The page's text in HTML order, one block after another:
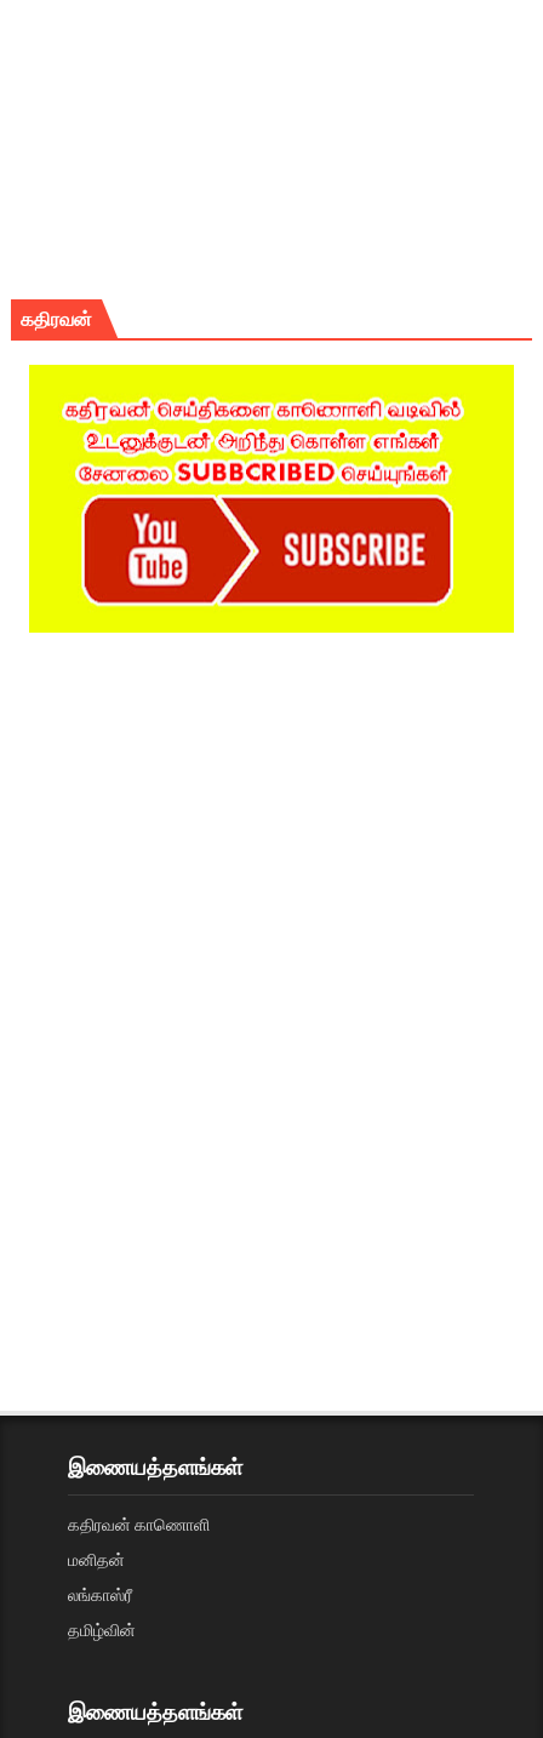
கதிரவன்
இணையத்தளங்கள்
கதிரவன் காணொளி
மனிதன்
லங்காஸ்ரீ
தமிழ்வின்
இணையத்தளங்கள்